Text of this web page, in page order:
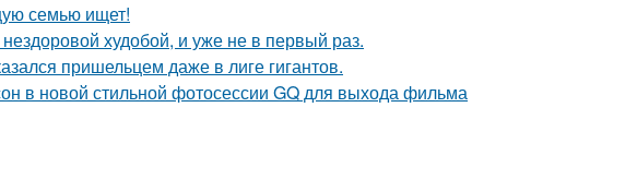
семью ищет!
худобой, и уже не в первый раз.
пришельцем даже в лиге гигантов.
в новой стильной фотосессии GQ для выхода фильма